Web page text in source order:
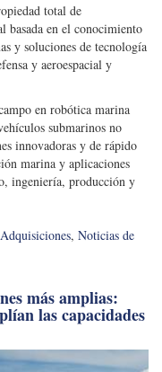
total de
basada en el conocimiento
y soluciones de tecnología
y aeroespacial y
en robótica marina
submarinos no
innovadoras y de rápido
marina y aplicaciones
ingeniería, producción y
, Noticias de
más amplias:
las capacidades